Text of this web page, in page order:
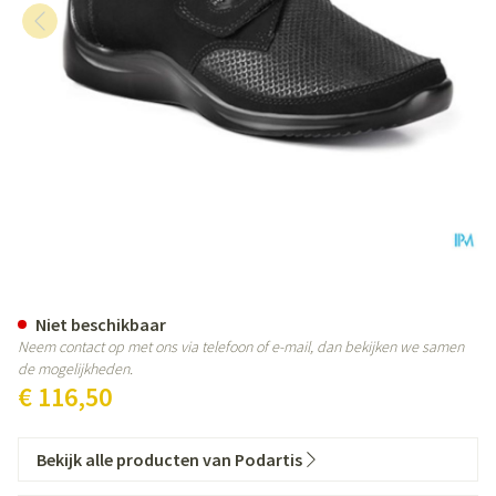
€ 116,50
Niet beschikbaar
Neem contact op met ons via telefoon of e-mail, dan bekijken we samen
de mogelijkheden.
Bekijk alle producten van Podartis